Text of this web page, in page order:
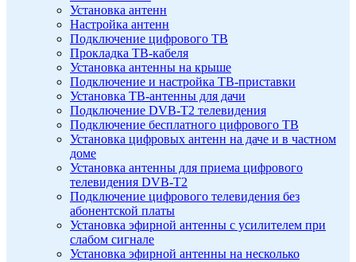
Установка антенн
Настройка антенн
Подключение цифрового ТВ
Прокладка ТВ-кабеля
Установка антенны на крыше
Подключение и настройка ТВ-приставки
Установка ТВ-антенны для дачи
Подключение DVB-T2 телевидения
Подключение бесплатного цифрового ТВ
Установка цифровых антенн на даче и в частном
доме
Установка антенны для приема цифрового
телевидения DVB-T2
Подключение цифрового телевидения без
абонентской платы
Установка эфирной антенны с усилителем при
слабом сигнале
Установка эфирной антенны на несколько